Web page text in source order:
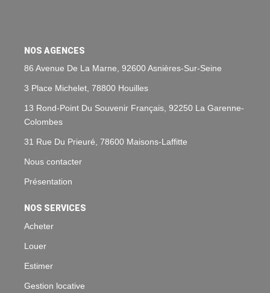
NOS AGENCES
86 Avenue De La Marne, 92600 Asnières-Sur-Seine
3 Place Michelet, 78800 Houilles
13 Rond-Point Du Souvenir Français, 92250 La Garenne-
Colombes
31 Rue Du Prieuré, 78600 Maisons-Laffitte
Nous contacter
Présentation
NOS SERVICES
Acheter
Louer
Estimer
Gestion locative